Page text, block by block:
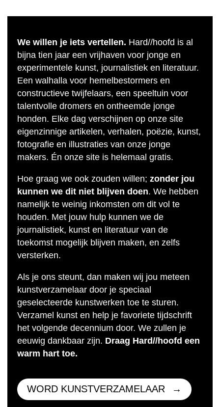
We willen je iets vertellen. Hard//hoofd is al
bijna tien jaar een vrijhaven voor jonge en
experimentele kunst, journalistiek en literatuur.
Een walhalla voor hemelbestormers en
constructieve twijfelaars, een speeltuin voor
talentvolle dromers en ontheemde jonge
honden. Elke dag verschijnen op onze site
eigenzinnige artikelen, verhalen, poëzie, kunst,
fotografie en illustraties van onze jonge
makers. Én onze site is helemaal gratis.
Hoe graag we ook zouden willen; zonder jou
kunnen we dit niet blijven doen. We hebben
namelijk te weinig inkomsten om dit vol te
houden. Met jouw hulp kunnen we de
journalistiek, kunst en literatuur van de
toekomst mogelijk blijven maken, en zelfs
versterken.
Als je ons steunt, dan maken wij jou meteen
kunstverzamelaar door je speciaal
geselecteerde kunstwerken toe te sturen.
Verzamel kunst en help je favoriete tijdschrift
het volgende decennium door. We zullen je
eeuwig dankbaar zijn. Draag Hard//hoofd een
warm hart toe.
WORD KUNSTVERZAMELAAR